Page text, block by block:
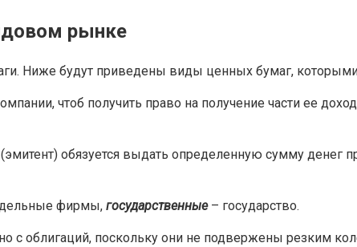
рынке
Ниже будут приведены виды ценных бумаг,
чтоб получить право на получение части ее
обязуется выдать определенную сумму
фирмы, государственные– государство.
облигаций, поскольку они не подвержены резким